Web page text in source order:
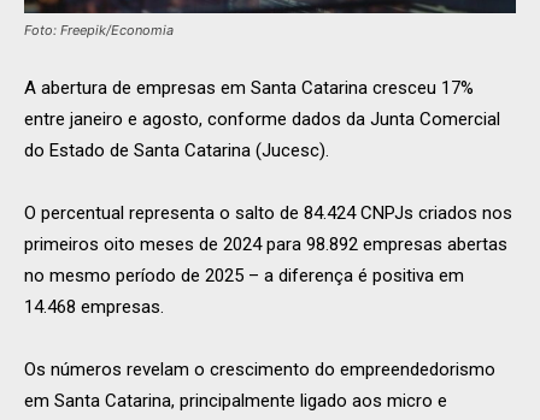
Foto: Freepik/Economia
A abertura de empresas em Santa Catarina cresceu 17%
entre janeiro e agosto, conforme dados da Junta Comercial
do Estado de Santa Catarina (Jucesc).
O percentual representa o salto de 84.424 CNPJs criados nos
primeiros oito meses de 2024 para 98.892 empresas abertas
no mesmo período de 2025 – a diferença é positiva em
14.468 empresas.
Os números revelam o crescimento do empreendedorismo
em Santa Catarina, principalmente ligado aos micro e